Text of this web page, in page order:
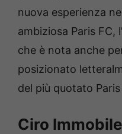
nuova esperienza
ambiziosa Paris FC,
che è nota anche
posizionato
del più quotato
Ciro